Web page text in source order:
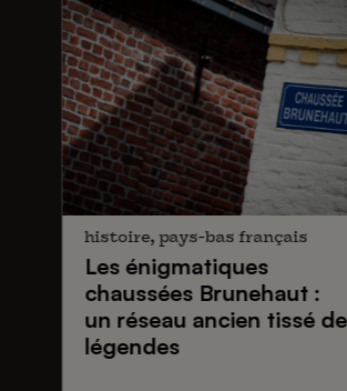
histoire, pays-bas français
Les énigmatiques
chaussées Brunehaut:
un réseau ancien tissé de
légendes